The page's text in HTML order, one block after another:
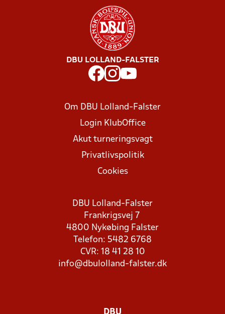
DBU LOLLAND-FALSTER
Om DBU Lolland-Falster
Login KlubOffice
Akut turneringsvagt
Privatlivspolitik
Cookies
DBU Lolland-Falster
Frankrigsvej 7
4800 Nykøbing Falster
Telefon: 5482 6768
CVR: 18 41 28 10
info@dbulolland-falster.dk
DBU